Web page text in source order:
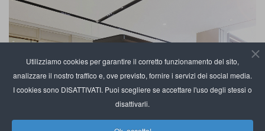
Utilizziamo cookies per garantire il corretto funzionamento del sito,
analizzare il nostro traffico e, ove previsto, fornire i servizi dei social media.
I cookies sono DISATTIVATI. Puoi scegliere se accettare l'uso degli stessi o
disattivarli.